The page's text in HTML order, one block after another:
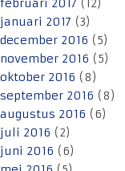
februari 2017 (12)
januari 2017 (3)
december 2016 (5)
november 2016 (5)
oktober 2016 (8)
september 2016 (8)
augustus 2016 (6)
juli 2016 (2)
juni 2016 (6)